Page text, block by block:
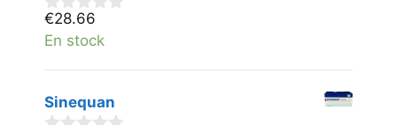
0
v
n
€28.66
En stock
Sinequan